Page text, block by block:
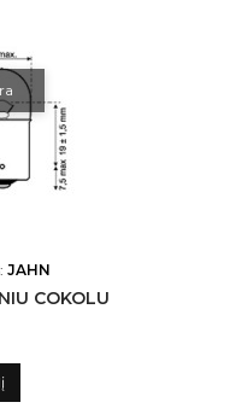
JAHN
COKOLU